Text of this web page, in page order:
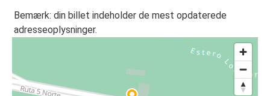
Bemærk: din billet indeholder de mest opdaterede
adresseoplysninger.